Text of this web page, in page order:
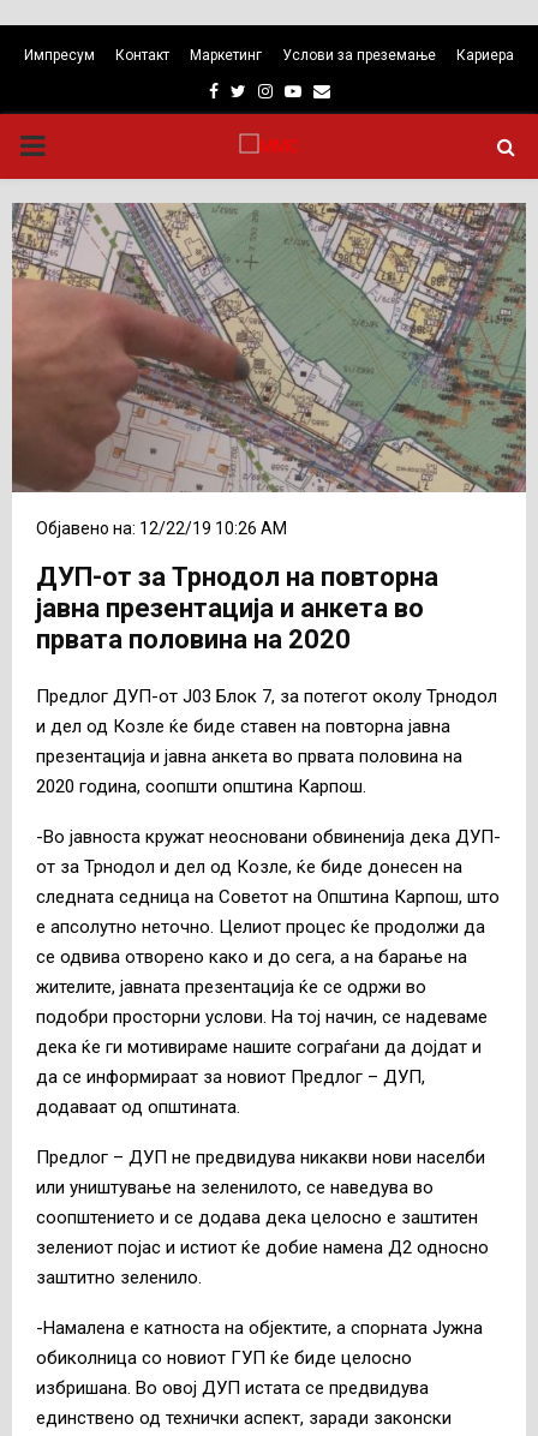
Импресум Контакт Маркетинг Услови за преземање Кариера
Facebook
TwitterInstagram
Youtube
Email
PRIMARY
MENU
Објавено на: 12/22/19 10:26 AM
ДУП-от за Трнодол на повторна
јавна презентација и анкета во
првата половина на 2020
Предлог ДУП-от Ј03 Блок 7, за потегот околу Трнодол
и дел од Козле ќе биде ставен на повторна јавна
презентација и јавна анкета во првата половина на
2020 година, соопшти општина Карпош.
-Во јавноста кружат неосновани обвиненија дека ДУП-
от за Трнодол и дел од Козле, ќе биде донесен на
следната седница на Советот на Општина Карпош, што
е апсолутно неточно. Целиот процес ќе продолжи да
се одвива отворено како и до сега, а на барање на
жителите, јавната презентација ќе се одржи во
подобри просторни услови. На тој начин, се надеваме
дека ќе ги мотивираме нашите сограѓани да дојдат и
да се информираат за новиот Предлог – ДУП,
додаваат од општината.
Предлог – ДУП не предвидува никакви нови населби
или уништување на зеленилото, се наведува во
соопштението и се додава дека целосно е заштитен
зелениот појас и истиот ќе добие намена Д2 односно
заштитно зеленило.
-Намалена е катноста на објектите, а спорната Јужна
обиколница со новиот ГУП ќе биде целосно
избришана. Во овој ДУП истата се предвидува
единствено од технички аспект, заради законски